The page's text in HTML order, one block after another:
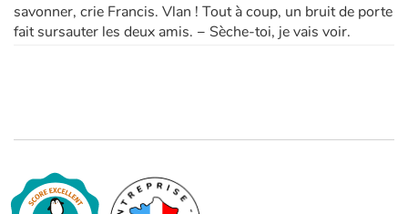
Nos listes de lecture
Les plus lus
savonner, crie Francis. Vlan ! Tout à coup, un bruit de porte
fait sursauter les deux amis. − Sèche-toi, je vais voir.